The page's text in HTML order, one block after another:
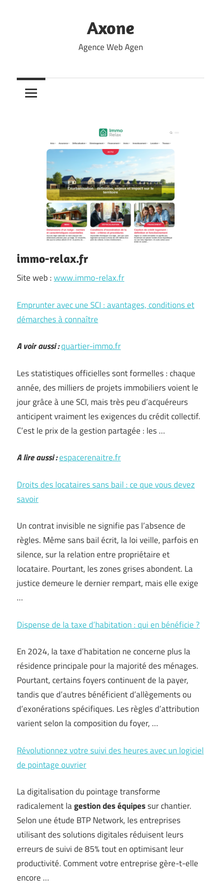
Axone
Agence Web Agen
immo-relax.fr
Site web :www.immo-relax.fr
Emprunter avec une SCI : avantages, conditions et
démarches à connaître
A voir aussi :quartier-immo.fr
Les statistiques officielles sont formelles : chaque
année, des milliers de projets immobiliers voient le
jour grâce à une SCI, mais très peu d’acquéreurs
anticipent vraiment les exigences du crédit collectif.
C’est le prix de la gestion partagée : les …
A lire aussi :espacerenaitre.fr
Droits des locataires sans bail : ce que vous devez
savoir
Un contrat invisible ne signifie pas l’absence de
règles. Même sans bail écrit, la loi veille, parfois en
silence, sur la relation entre propriétaire et
locataire. Pourtant, les zones grises abondent. La
justice demeure le dernier rempart, mais elle exige
…
Dispense de la taxe d’habitation : qui en bénéficie ?
En 2024, la taxe d’habitation ne concerne plus la
résidence principale pour la majorité des ménages.
Pourtant, certains foyers continuent de la payer,
tandis que d’autres bénéficient d’allègements ou
d’exonérations spécifiques. Les règles d’attribution
varient selon la composition du foyer, …
Révolutionnez votre suivi des heures avec un logiciel
de pointage ouvrier
La digitalisation du pointage transforme
radicalement lagestion des équipessur chantier.
Selon une étude BTP Network, les entreprises
utilisant des solutions digitales réduisent leurs
erreurs de suivi de 85% tout en optimisant leur
productivité. Comment votre entreprise gère-t-elle
encore …